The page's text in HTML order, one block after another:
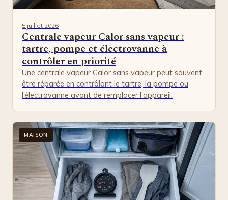
Centrale vapeur Calor sans vapeur :
tartre, pompe et électrovanne à
contrôler en priorité
5 juillet 2026
Une centrale vapeur Calor sans vapeur peut souvent
être réparée en contrôlant le tartre, la pompe ou
l’électrovanne avant de remplacer l’appareil.
MAISON